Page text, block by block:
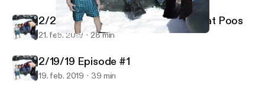
2/20/20 Episode #2 Tattoos and Fat Poos
2/20/20 Episode #2 Tattoos and Fat Poos
21. feb. 2019 28 min
2/19/19 Episode #1
19. feb. 2019 39 min